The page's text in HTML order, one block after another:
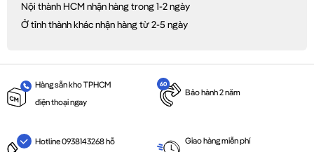
Nội thành HCM nhận hàng trong 1-2 ngày
Ở tỉnh thành khác nhận hàng từ 2-5 ngày
Hàng sẵn kho TPHCM
điện thoại ngay
Bảo hành 2 năm
Hotline 0938143268 hỗ
Giao hàng miễn phí